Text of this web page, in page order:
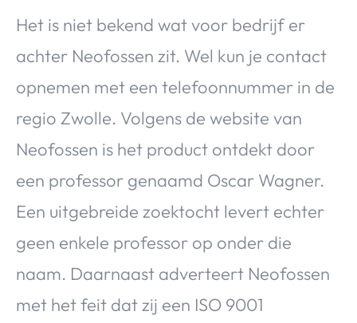
Het is niet bekend wat voor bedrijf er
achter Neofossen zit. Wel kun je contact
opnemen met een telefoonnummer in de
regio Zwolle. Volgens de website van
Neofossen is het product ontdekt door
een professor genaamd Oscar Wagner.
Een uitgebreide zoektocht levert echter
geen enkele professor op onder die
naam. Daarnaast adverteert Neofossen
met het feit dat zij een ISO 9001